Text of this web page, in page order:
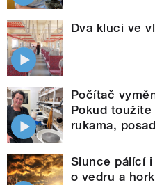
Dva kluci ve
Počítač
Pokud
rukama,
Slunce pálící
o vedru a